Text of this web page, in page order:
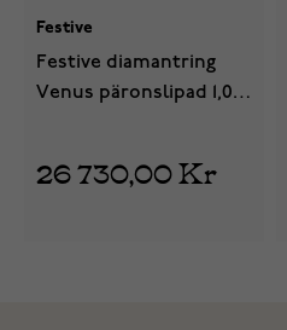
Festive
Festive diamantring
Venus päronslipad 1,00
26 730,00 Kr